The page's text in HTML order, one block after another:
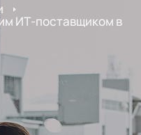
ИТ-поставщиком в